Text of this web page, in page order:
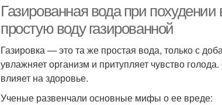
Газированная вода при
простую воду газированной
Газировка — это та же простая вода, только с
увлажняет организм и притупляет чувство
влияет на здоровье.
Ученые развенчали основные мифы о ее вреде: